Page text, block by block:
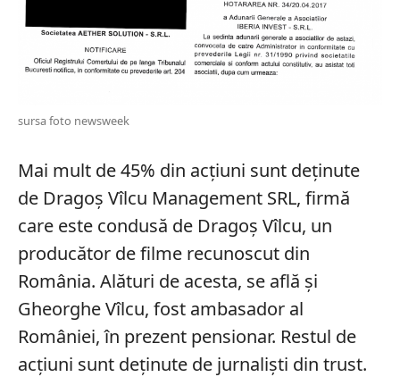
sursa foto newsweek
Mai mult de 45% din acțiuni sunt deținute
de Dragoș Vîlcu Management SRL, firmă
care este condusă de Dragoș Vîlcu, un
producător de filme recunoscut din
România. Alături de acesta, se află și
Gheorghe Vîlcu, fost ambasador al
României, în prezent pensionar. Restul de
acțiuni sunt deținute de jurnaliști din trust.